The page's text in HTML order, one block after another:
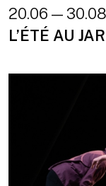
20.06 —
L’ÉTÉ AU